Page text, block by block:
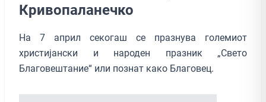
Кривопаланечко
На 7 април секогаш се празнува големиот
христијански и народен празник „Свето
Благовештание“ или познат како Благовец.